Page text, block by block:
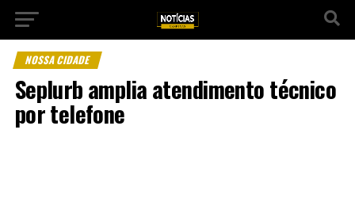
NOSSA CIDADE
Seplurb amplia atendimento técnico
por telefone